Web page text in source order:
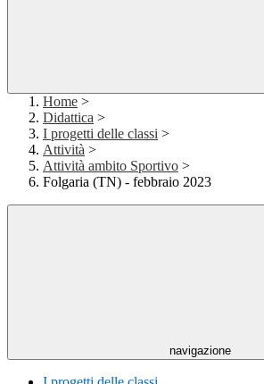
Home >
Didattica >
I progetti delle classi >
Attività >
Attività ambito Sportivo >
Folgaria (TN) - febbraio 2023
navigazione